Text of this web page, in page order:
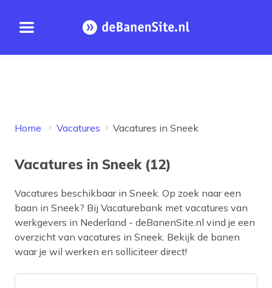
Open menu Homepage
Home Vacatures Vacatures in Sneek
Vacatures in Sneek (12)
Vacatures beschikbaar in Sneek. Op zoek naar een
baan in Sneek? Bij Vacaturebank met vacatures van
werkgevers in Nederland - deBanenSite.nl vind je een
overzicht van vacatures in Sneek. Bekijk de banen
waar je wil werken en solliciteer direct!